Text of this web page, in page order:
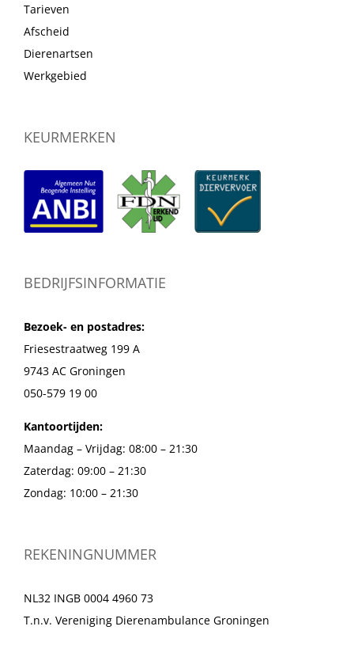
Tarieven
Afscheid
Dierenartsen
Werkgebied
KEURMERKEN
BEDRIJFSINFORMATIE
Bezoek- en postadres:
Friesestraatweg 199 A
9743 AC Groningen
050-579 19 00
Kantoortijden:
Maandag – Vrijdag: 08:00 – 21:30
Zaterdag: 09:00 – 21:30
Zondag: 10:00 – 21:30
REKENINGNUMMER
NL32 INGB 0004 4960 73
T.n.v. Vereniging Dierenambulance Groningen